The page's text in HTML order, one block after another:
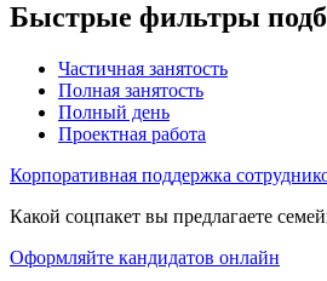
Быстрые фильтры
Частичная занятость
Полная занятость
Полный день
Проектная работа
Корпоративная поддержка
Какой соцпакет вы предлагаете
Оформляйте кандидатов онлайн